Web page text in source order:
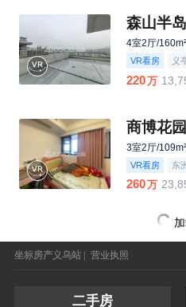
森山半
4室2厅/
VR看房 义
220万
商博花
3室2厅/
VR看房 东
260万